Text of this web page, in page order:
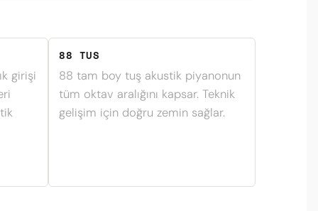
girişi
88 TUS
88 tam boy tuş akustik piyanonun
tüm oktav aralığını kapsar. Teknik
gelişim için doğru zemin sağlar.